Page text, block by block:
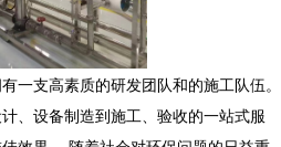
一支高素质的研发团队和的施工队伍。
、设备制造到施工、验收的一站式服